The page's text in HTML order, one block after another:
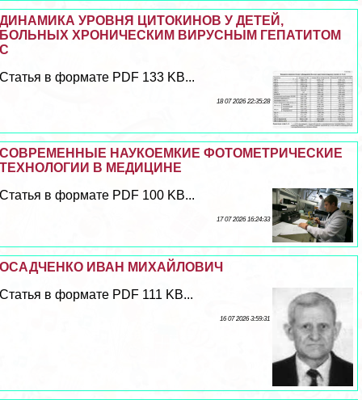
ДИНАМИКА УРОВНЯ ЦИТОКИНОВ У ДЕТЕЙ,
БОЛЬНЫХ ХРОНИЧЕСКИМ ВИРУСНЫМ ГЕПАТИТОМ
С
Статья в формате PDF 133 KB...
18 07 2026 22:35:28
СОВРЕМЕННЫЕ НАУКОЕМКИЕ ФОТОМЕТРИЧЕСКИЕ
ТЕХНОЛОГИИ В МЕДИЦИНЕ
Статья в формате PDF 100 KB...
17 07 2026 16:24:33
ОСАДЧЕНКО ИВАН МИХАЙЛОВИЧ
Статья в формате PDF 111 KB...
16 07 2026 3:59:31